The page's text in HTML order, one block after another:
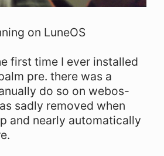
on LuneOS
first time I ever installed
pre. there was a
do so on webos-
sadly removed when
and nearly automatically